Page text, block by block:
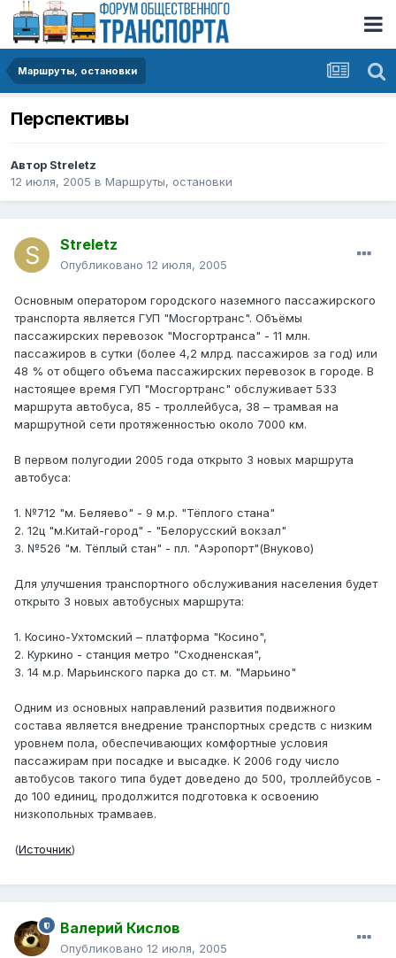
Маршруты, остановки
Перспективы
Автор Streletz
12 июля, 2005 в Маршруты, остановки
Streletz
Опубликовано 12 июля, 2005
Основным оператором городского наземного пассажирского
транспорта является ГУП "Мосгортранс". Объёмы
пассажирских перевозок "Мосгортранса" - 11 млн.
пассажиров в сутки (более 4,2 млрд. пассажиров за год) или
48 % от общего объема пассажирских перевозок в городе. В
настоящее время ГУП "Мосгортранс" обслуживает 533
маршрута автобуса, 85 - троллейбуса, 38 – трамвая на
маршрутной сети протяженностью около 7000 км.
В первом полугодии 2005 года открыто 3 новых маршрута
автобуса:
1. №712 "м. Беляево" - 9 м.р. "Тёплого стана"
2. 12ц "м.Китай-город" - "Белорусский вокзал"
3. №526 "м. Тёплый стан" - пл. "Аэропорт"(Внуково)
Для улучшения транспортного обслуживания населения будет
открыто 3 новых автобусных маршрута:
1. Косино-Ухтомский – платформа "Косино",
2. Куркино - станция метро "Сходненская",
3. 14 м.р. Марьинского парка до ст. м. "Марьино"
Одним из основных направлений развития подвижного
состава является внедрение транспортных средств с низким
уровнем пола, обеспечивающих комфортные условия
пассажирам при посадке и высадке. К 2006 году число
автобусов такого типа будет доведено до 500, троллейбусов -
до 100 единиц, продолжится подготовка к освоению
низкопольных трамваев.
(Источник)
Валерий Кислов
Опубликовано 12 июля, 2005